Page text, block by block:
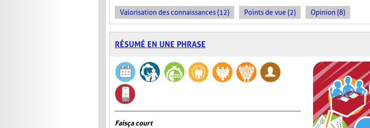
Valorisation des connaissances (12) Points de vue (2) Opinion (8)
RÉSUMÉ EN UNE PHRASE
Fais ça court